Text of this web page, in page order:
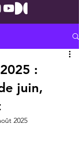
:
juin,
2025